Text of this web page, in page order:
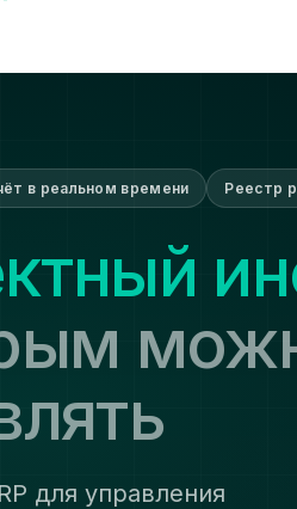
в реальном времени Реестр
для управления